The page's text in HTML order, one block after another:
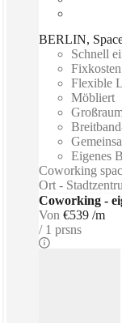
BERLIN,
Schnell
Fixkosten
Flexible
Möbliert
Eigenes
Coworking
Ort -
Coworking -
Von €539 /m
1 prsns